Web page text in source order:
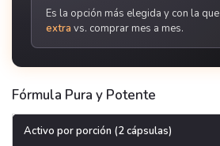
Es la opción más elegida y con la que
extra vs. comprar mes a mes.
Fórmula Pura y Potente
Activo por porción (2 cápsulas)